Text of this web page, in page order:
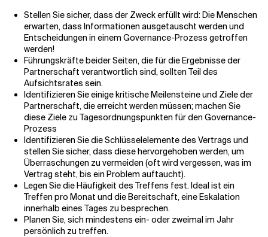
Stellen Sie sicher, dass der Zweck erfüllt wird: Die Menschen
erwarten, dass Informationen ausgetauscht werden und
Entscheidungen in einem Governance-Prozess getroffen
werden!
Führungskräfte beider Seiten, die für die Ergebnisse der
Partnerschaft verantwortlich sind, sollten Teil des
Aufsichtsrates sein.
Identifizieren Sie einige kritische Meilensteine und Ziele der
Partnerschaft, die erreicht werden müssen; machen Sie
diese Ziele zu Tagesordnungspunkten für den Governance-
Prozess
Identifizieren Sie die Schlüsselelemente des Vertrags und
stellen Sie sicher, dass diese hervorgehoben werden, um
Überraschungen zu vermeiden (oft wird vergessen, was im
Vertrag steht, bis ein Problem auftaucht).
Legen Sie die Häufigkeit des Treffens fest. Ideal ist ein
Treffen pro Monat und die Bereitschaft, eine Eskalation
innerhalb eines Tages zu besprechen.
Planen Sie, sich mindestens ein- oder zweimal im Jahr
persönlich zu treffen.